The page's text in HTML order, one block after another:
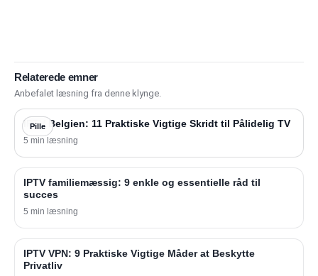
Relaterede emner
Anbefalet læsning fra denne klynge.
Pille
IPTV Belgien: 11 Praktiske Vigtige Skridt til Pålidelig TV
5 min læsning
IPTV familiemæssig: 9 enkle og essentielle råd til
succes
5 min læsning
IPTV VPN: 9 Praktiske Vigtige Måder at Beskytte
Privatliv